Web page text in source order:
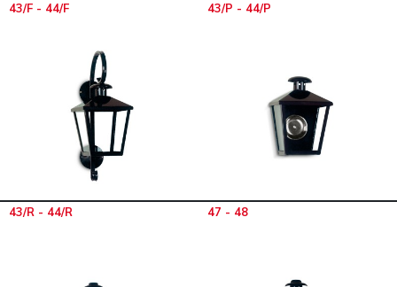
43/F - 44/F 43/P - 44/P
43/R - 44/R 47 - 48